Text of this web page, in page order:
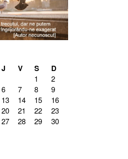
J V S D
1
2
6 7 8
9
13 14 15
16
20 21 22
23
27 28 29
30